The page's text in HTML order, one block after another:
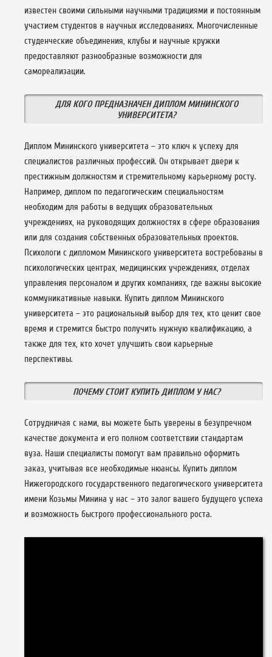
известен своими сильными научными традициями и постоянным
участием студентов в научных исследованиях. Многочисленные
студенческие объединения, клубы и научные кружки
предоставляют разнообразные возможности для
самореализации.
ДЛЯ КОГО ПРЕДНАЗНАЧЕН ДИПЛОМ МИНИНСКОГО
УНИВЕРСИТЕТА?
Диплом Мининского университета – это ключ к успеху для
специалистов различных профессий. Он открывает двери к
престижным должностям и стремительному карьерному росту.
Например, диплом по педагогическим специальностям
необходим для работы в ведущих образовательных
учреждениях, на руководящих должностях в сфере образования
или для создания собственных образовательных проектов.
Психологи с дипломом Мининского университета востребованы в
психологических центрах, медицинских учреждениях, отделах
управления персоналом и других компаниях, где важны высокие
коммуникативные навыки. Купить диплом Мининского
университета – это рациональный выбор для тех, кто ценит свое
время и стремится быстро получить нужную квалификацию, а
также для тех, кто хочет улучшить свои карьерные
перспективы.
ПОЧЕМУ СТОИТ КУПИТЬ ДИПЛОМ У НАС?
Сотрудничая с нами, вы можете быть уверены в безупречном
качестве документа и его полном соответствии стандартам
вуза. Наши специалисты помогут вам правильно оформить
заказ, учитывая все необходимые нюансы. Купить диплом
Нижегородского государственного педагогического университета
имени Козьмы Минина у нас – это залог вашего будущего успеха
и возможность быстрого профессионального роста.